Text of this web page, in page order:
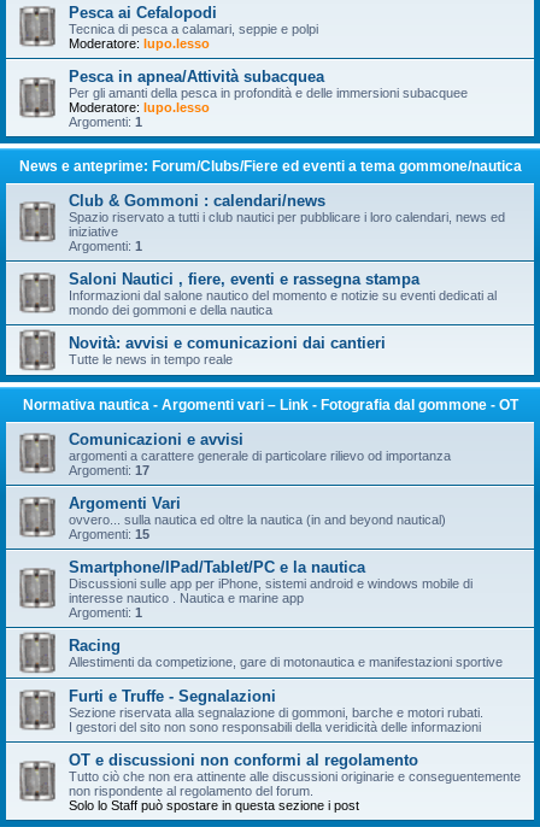
Pesca ai Cefalopodi
Tecnica di pesca a calamari, seppie e polpi
Moderatore: lupo.lesso
Pesca in apnea/Attività subacquea
Per gli amanti della pesca in profondità e delle immersioni subacquee
Moderatore: lupo.lesso
Argomenti: 1
News e anteprime: Forum/Clubs/Fiere ed eventi a tema gommone/nautica
Club & Gommoni : calendari/news
Spazio riservato a tutti i club nautici per pubblicare i loro calendari, news ed
iniziative
Argomenti: 1
Saloni Nautici , fiere, eventi e rassegna stampa
Informazioni dal salone nautico del momento e notizie su eventi dedicati al
mondo dei gommoni e della nautica
Novità: avvisi e comunicazioni dai cantieri
Tutte le news in tempo reale
Normativa nautica - Argomenti vari – Link - Fotografia dal gommone - OT
Comunicazioni e avvisi
argomenti a carattere generale di particolare rilievo od importanza
Argomenti: 17
Argomenti Vari
ovvero... sulla nautica ed oltre la nautica (in and beyond nautical)
Argomenti: 15
Smartphone/IPad/Tablet/PC e la nautica
Discussioni sulle app per iPhone, sistemi android e windows mobile di
interesse nautico . Nautica e marine app
Argomenti: 1
Racing
Allestimenti da competizione, gare di motonautica e manifestazioni sportive
Furti e Truffe - Segnalazioni
Sezione riservata alla segnalazione di gommoni, barche e motori rubati.
I gestori del sito non sono responsabili della veridicità delle informazioni
OT e discussioni non conformi al regolamento
Tutto ciò che non era attinente alle discussioni originarie e conseguentemente
non rispondente al regolamento del forum.
Solo lo Staff può spostare in questa sezione i post